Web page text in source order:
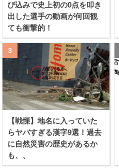
び込みで史上初の0点を叩き
出した選手の動画が何回観
ても衝撃的！
【戦慄】地名に入っていた
らヤバすぎる漢字9選！過去
に自然災害の歴史があるか
も、、